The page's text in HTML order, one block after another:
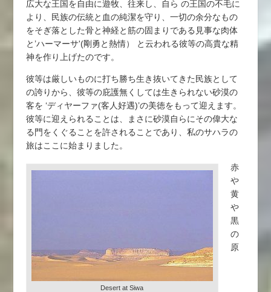
広大な王国を自由に遊牧、往来し、自ら の王国の不毛に
より、民族の伝統と血の純潔を守り、一切の余分なもの
をそぎ落とした骨と神経と筋の固まりである見事な肉体
と’ハーマーサ'(剛勇と熱情） と云われる彼等の高貴な精
神を作り上げたのです。
彼等は厳しいものに打ち勝ち生き抜いてきた民族として
の誇りから、彼等の庇護無くしては生きられない砂漠の
客を ‘ディヤーファ(客人好遇)’の美徳をもって迎えます。
彼等に迎えられることは、まさに砂漠自らにその偉大な
る門をくぐることを許されることであり、私のサハラの
旅はここに始まりました。
Desert at Siwa
赤
や
黄
や
黒
の
原